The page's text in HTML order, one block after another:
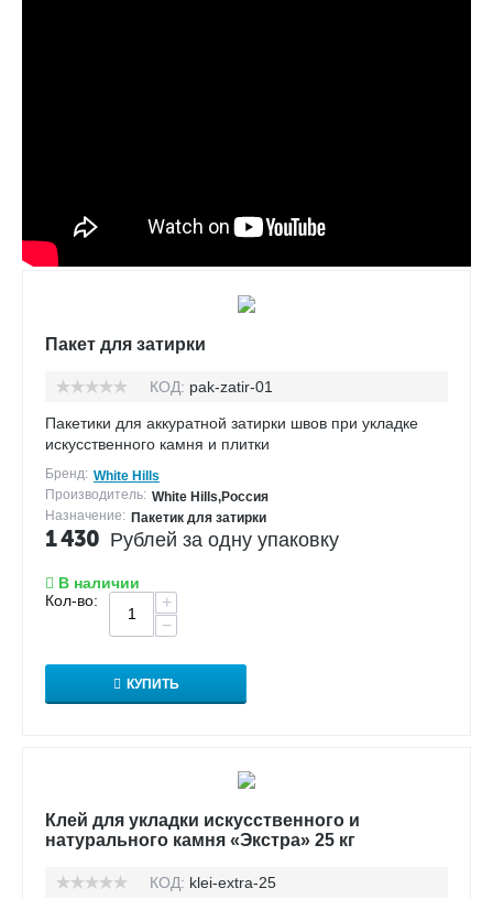
Пакет для затирки
КОД: pak-zatir-01
Пакетики для аккуратной затирки швов при укладке
искусственного камня и плитки
Бренд: White Hills
Производитель: White Hills,Россия
Назначение: Пакетик для затирки
1 430 Рублей за одну упаковку
В наличии
Кол-во:
+
−
КУПИТЬ
Клей для укладки искусственного и
натурального камня «Экстра» 25 кг
КОД: klei-extra-25